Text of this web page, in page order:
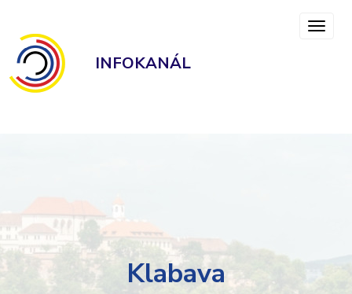
INFOKANÁL
Klabava